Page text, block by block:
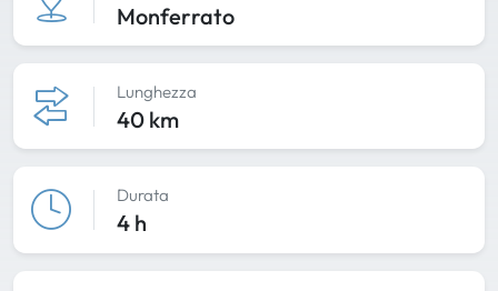
Monferrato
Lunghezza
40 km
Durata
4 h